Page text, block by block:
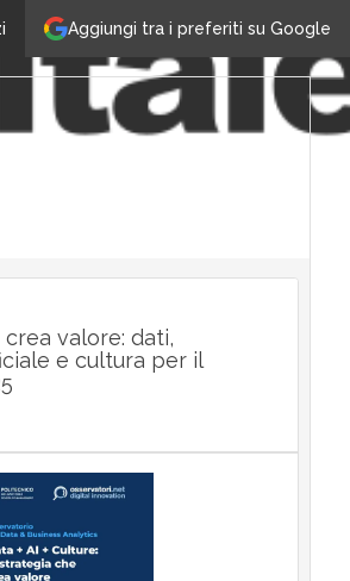
Aggiungi tra i preferiti su Google
valore: dati,
e cultura per il